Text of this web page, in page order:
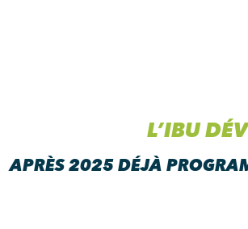
L’IBU
APRÈS 2025 DÉJÀ